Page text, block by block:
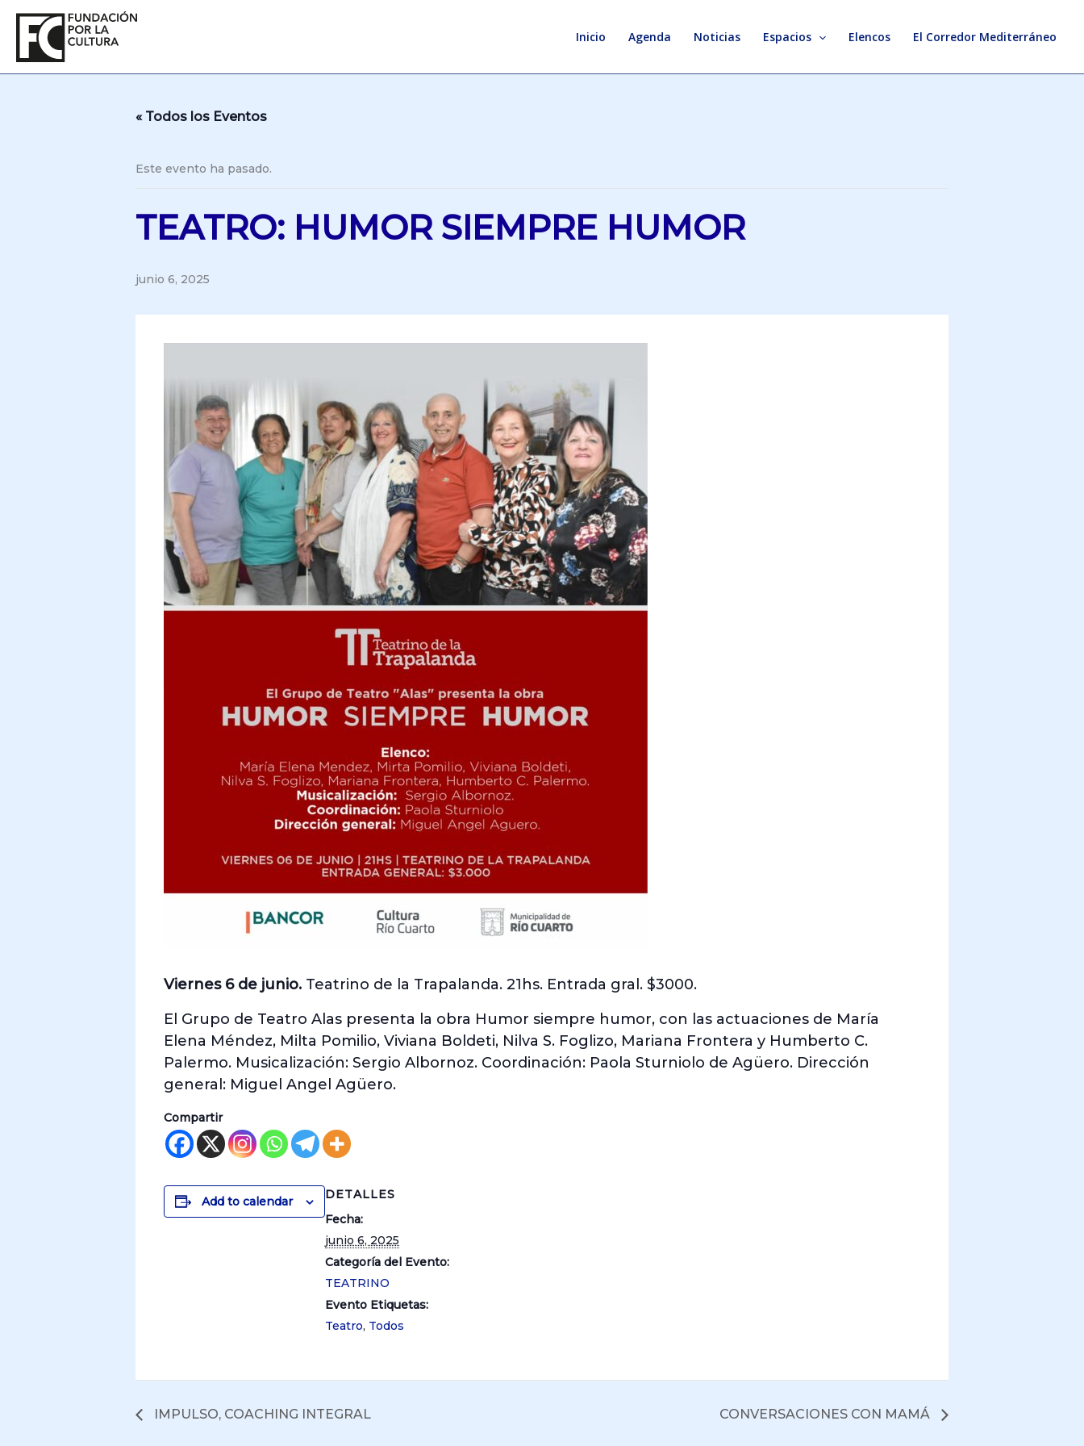
contenido
Inicio Agenda Noticias Espacios Elencos El Corredor Mediterráneo
« Todos los Eventos
Este evento ha pasado.
TEATRO: HUMOR SIEMPRE HUMOR
junio 6, 2025
Viernes 6 de junio. Teatrino de la Trapalanda. 21hs. Entrada gral. $3000.
El Grupo de Teatro Alas presenta la obra Humor siempre humor, con las actuaciones de María
Elena Méndez, Milta Pomilio, Viviana Boldeti, Nilva S. Foglizo, Mariana Frontera y Humberto C.
Palermo. Musicalización: Sergio Albornoz. Coordinación: Paola Sturniolo de Agüero. Dirección
general: Miguel Angel Agüero.
Compartir
Add to calendar
DETALLES
Fecha:
junio 6, 2025
Categoría del Evento:
TEATRINO
Evento Etiquetas:
Teatro, Todos
IMPULSO, COACHING INTEGRAL CONVERSACIONES CON MAMÁ